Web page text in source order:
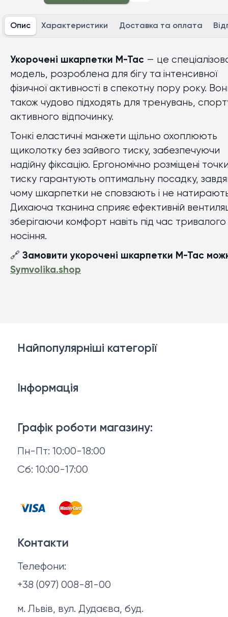
Опис Характеристики Доставка та оплата
Укорочені шкарпетки M-Tac — це
модель, розроблена для бігу та інтенсивної
фізичної активності в спекотну пору року.
також чудово підходять для тренувань,
активного відпочинку.
Тонкі еластичні манжети щільно охоплюють
щиколотку без зайвого тиску, забезпечуючи
надійну фіксацію. Ергономічно розміщені
тиску гарантують оптимальну посадку,
чому шкарпетки не сповзають і не
Дихаюча тканина сприяє ефективній
зберігаючи комфорт навіть під час тривалого
носіння.
🔗 Замовити укорочені шкарпетки M-Tac
Symvolika.shop
Графік роботи магазину:
Пн-Пт: 10:00-18:00
Сб: 10:00-17:00
Найпопулярніші категорії
Взуття
Головні убори
Запальнички
Інформація
Відгуки
Договір оферти
Політика конфіденційності
Про нас
Контакти
Телефони:
+38 (097) 008-81-00
м. Львів, вул. Дудаєва, буд.